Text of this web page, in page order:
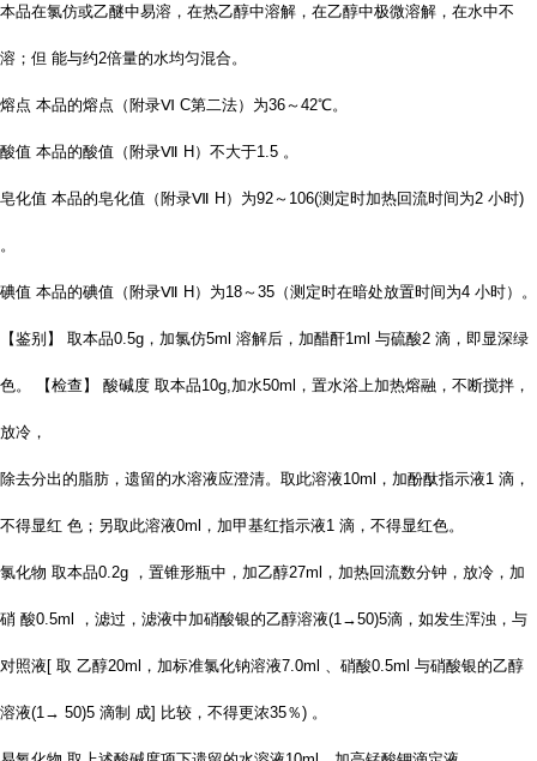
本品在氯仿或乙醚中易溶，在热乙醇中溶解，在乙醇中极微溶解，在水中不
溶；但 能与约2倍量的水均匀混合。
熔点 本品的熔点（附录Ⅵ C第二法）为36～42℃。
酸值 本品的酸值（附录Ⅶ H）不大于1.5 。
皂化值 本品的皂化值（附录Ⅶ H）为92～106(测定时加热回流时间为2 小时)
。
碘值 本品的碘值（附录Ⅶ H）为18～35（测定时在暗处放置时间为4 小时）。
【鉴别】 取本品0.5g，加氯仿5ml 溶解后，加醋酐1ml 与硫酸2 滴，即显深绿
色。 【检查】 酸碱度 取本品10g,加水50ml，置水浴上加热熔融，不断搅拌，
放冷，
除去分出的脂肪，遗留的水溶液应澄清。取此溶液10ml，加酚酞指示液1 滴，
不得显红 色；另取此溶液0ml，加甲基红指示液1 滴，不得显红色。
氯化物 取本品0.2g ，置锥形瓶中，加乙醇27ml，加热回流数分钟，放冷，加
硝 酸0.5ml ，滤过，滤液中加硝酸银的乙醇溶液(1→50)5滴，如发生浑浊，与
对照液[ 取 乙醇20ml，加标准氯化钠溶液7.0ml 、硝酸0.5ml 与硝酸银的乙醇
溶液(1→ 50)5 滴制 成] 比较，不得更浓35％) 。